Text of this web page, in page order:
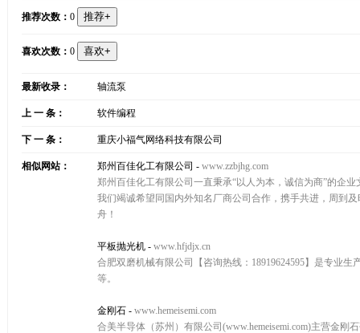
推荐次数： 0
喜欢次数： 0
最新收录： 轴流泵
上 一 条： 软件编程
下 一 条： 重庆小福气网络科技有限公司
相似网站： 郑州百佳化工有限公司 - www.zzbjhg.com
郑州百佳化工有限公司一直秉承“以人为本，诚信为商”的企
我们竭诚希望同国内外知名厂商公司合作，携手共进，周到
舟！
平板抛光机 - www.hfjdjx.cn
合肥双磨机械有限公司【咨询热线：18919624595】是专业
等。
金刚石 - www.hemeisemi.com
合美半导体（苏州）有限公司(www.hemeisemi.com)主营金